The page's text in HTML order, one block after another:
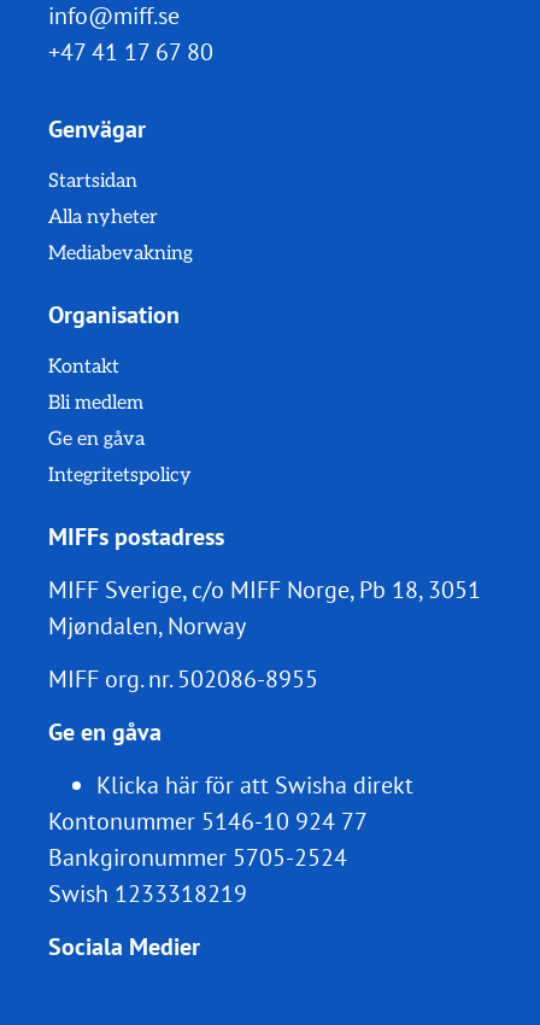
info@miff.se
+47 41 17 67 80
Genvägar
Startsidan
Alla nyheter
Mediabevakning
Organisation
Kontakt
Bli medlem
Ge en gåva
Integritetspolicy
MIFFs postadress
MIFF Sverige, c/o MIFF Norge, Pb 18, 3051
Mjøndalen, Norway
MIFF org. nr.502086-8955
Ge en gåva
Klicka här för att Swisha direkt
Kontonummer 5146-10 924 77
Bankgironummer 5705-2524
Swish 1233318219
Sociala Medier